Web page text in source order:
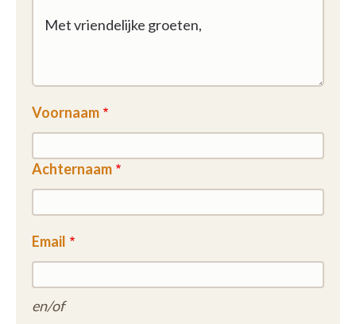
Voornaam
Achternaam
Email
en/of